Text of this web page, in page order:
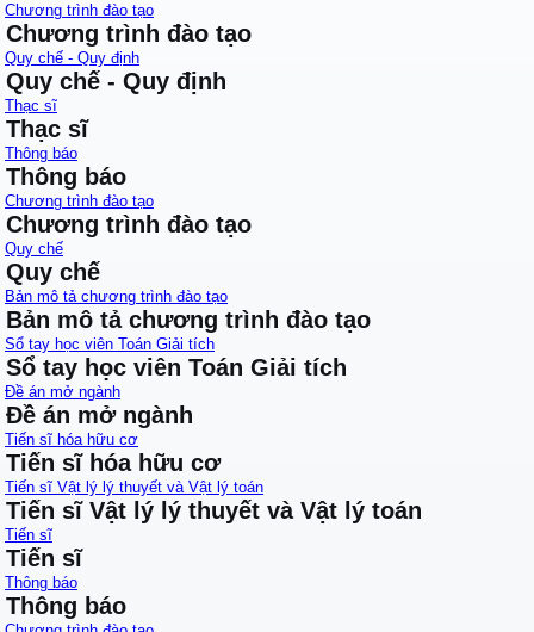
Chương trình đào tạo
Chương trình đào tạo
Quy chế - Quy định
Quy chế - Quy định
Thạc sĩ
Thạc sĩ
Thông báo
Thông báo
Chương trình đào tạo
Chương trình đào tạo
Quy chế
Quy chế
Bản mô tả chương trình đào tạo
Bản mô tả chương trình đào tạo
Sổ tay học viên Toán Giải tích
Sổ tay học viên Toán Giải tích
Đề án mở ngành
Đề án mở ngành
Tiến sĩ hóa hữu cơ
Tiến sĩ hóa hữu cơ
Tiến sĩ Vật lý lý thuyết và Vật lý toán
Tiến sĩ Vật lý lý thuyết và Vật lý toán
Tiến sĩ
Tiến sĩ
Thông báo
Thông báo